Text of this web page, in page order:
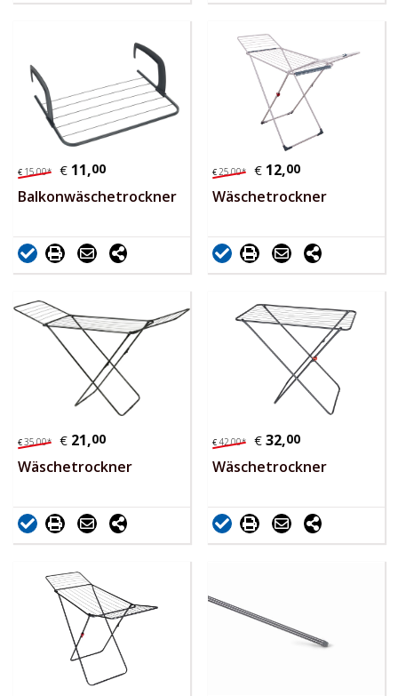
€ 15,00* € 11,00
Balkonwäschetrockner
€25,00* € 12,00
Wäschetrockner
€35,00* € 21,00
Wäschetrockner
€42,00* € 32,00
Wäschetrockner